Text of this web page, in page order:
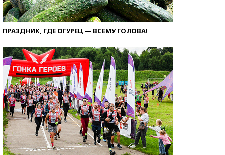
ПРАЗДНИК, ГДЕ ОГУРЕЦ — ВСЕМУ ГОЛОВА!